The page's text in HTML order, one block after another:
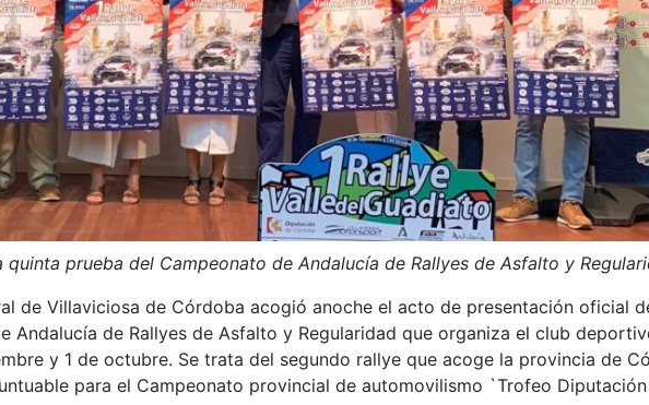
prueba del Campeonato de Andalucía de Rallyes de Asfalto y
de Villaviciosa de Córdoba acogió anoche el acto de presentación oficial
Andalucía de Rallyes de Asfalto y Regularidad que organiza el club
y 1 de octubre. Se trata del segundo rallye que acoge la provincia de
para el Campeonato provincial de automovilismo `Trofeo